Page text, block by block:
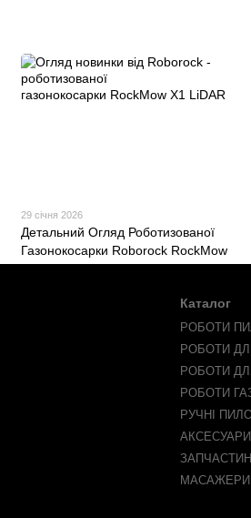
29 січня 2026
Детальний Огляд Роботизованої
Газонокосарки Roborock RockMow
X1 LiDAR
Каталог
РОБОТИ
РОБОТИ
РОБОТИ
РОБОТИ
РУЧНІ
АКСЕСУАРИ
МАСАЖЕРИ